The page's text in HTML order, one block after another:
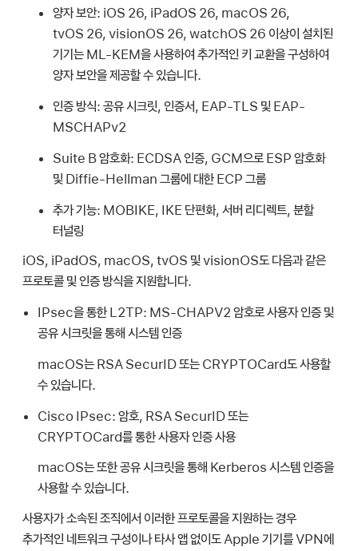
양자 보안: iOS 26, iPadOS 26, macOS 26,
tvOS 26, visionOS 26, watchOS 26 이상이 설치된
기기는 ML-KEM을 사용하여 추가적인 키 교환을 구성하여
양자 보안을 제공할 수 있습니다.
인증 방식: 공유 시크릿, 인증서, EAP-TLS 및 EAP-
MSCHAPv2
Suite B 암호화: ECDSA 인증, GCM으로 ESP 암호화
및 Diffie-Hellman 그룹에 대한 ECP 그룹
추가 기능: MOBIKE, IKE 단편화, 서버 리디렉트, 분할
터널링
iOS, iPadOS, macOS, tvOS 및 visionOS도 다음과 같은
프로토콜 및 인증 방식을 지원합니다.
IPsec을 통한 L2TP: MS-CHAPV2 암호로 사용자 인증 및
공유 시크릿을 통해 시스템 인증
macOS는 RSA SecurID 또는 CRYPTOCard도 사용할
수 있습니다.
Cisco IPsec: 암호, RSA SecurID 또는
CRYPTOCard를 통한 사용자 인증 사용
macOS는 또한 공유 시크릿을 통해 Kerberos 시스템 인증을
사용할 수 있습니다.
사용자가 소속된 조직에서 이러한 프로토콜을 지원하는 경우
추가적인 네트워크 구성이나 타사 앱 없이도 Apple 기기를 VPN에